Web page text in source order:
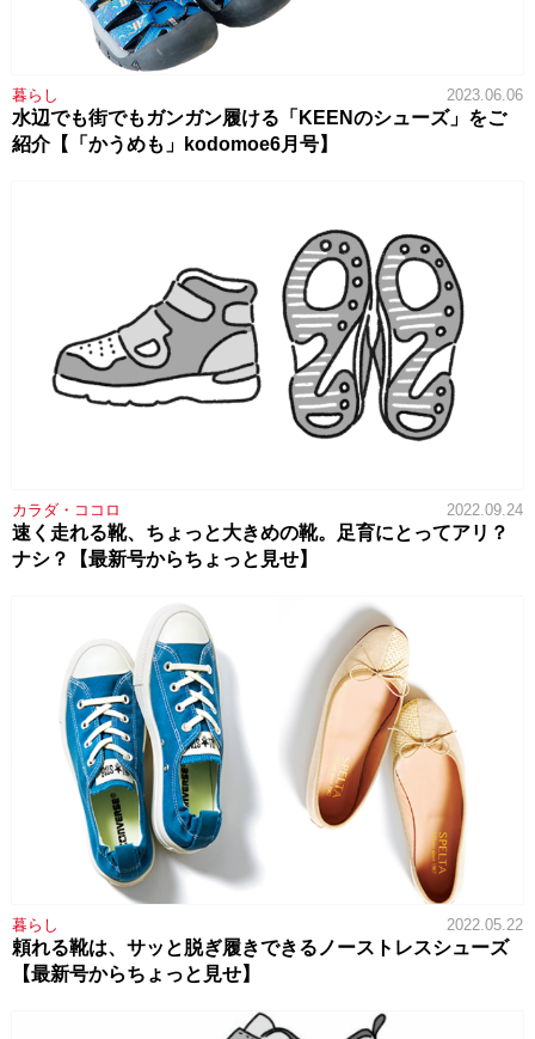
暮らし 2023.06.06
水辺でも街でもガンガン履ける「KEENのシューズ」をご
紹介【「かうめも」kodomoe6月号】
カラダ・ココロ 2022.09.24
速く走れる靴、ちょっと大きめの靴。足育にとってアリ？
ナシ？【最新号からちょっと見せ】
暮らし 2022.05.22
頼れる靴は、サッと脱ぎ履きできるノーストレスシューズ
【最新号からちょっと見せ】